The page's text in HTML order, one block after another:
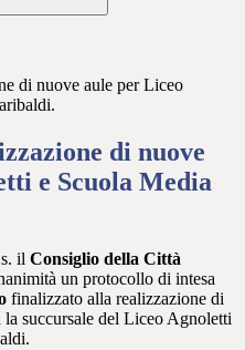
di nuove aule per Liceo
di nuove
e Scuola Media
il Consiglio della Città
un protocollo di intesa
finalizzato alla realizzazione di
succursale del Liceo Agnoletti